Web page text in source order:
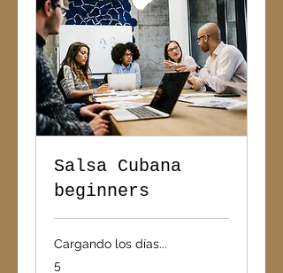
Salsa Cubana
beginners
Cargando los días...
5